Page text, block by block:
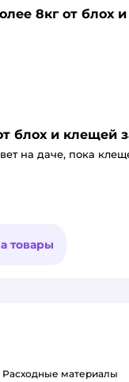
8кг от блох
блох и клещей
на даче, пока
товары
Расходные материалы